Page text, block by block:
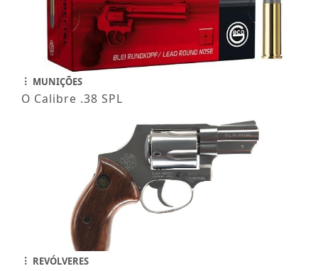
MUNIÇÕES
O Calibre .38 SPL
REVÓLVERES